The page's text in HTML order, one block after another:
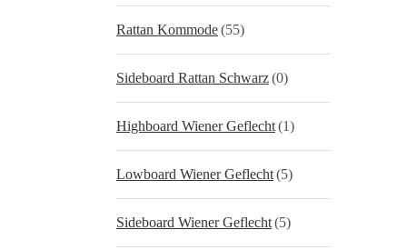
Rattan Kommode(55)
Sideboard Rattan Schwarz(0)
Highboard Wiener Geflecht(1)
Lowboard Wiener Geflecht(5)
Sideboard Wiener Geflecht(5)